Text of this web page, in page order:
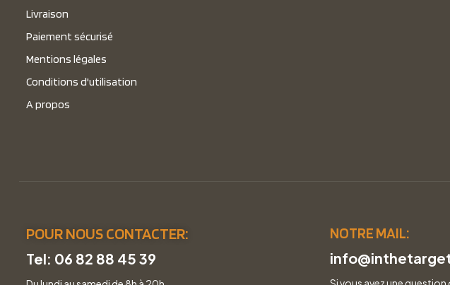
Livraison
Paiement sécurisé
Mentions légales
Conditions d'utilisation
A propos
POUR NOUS CONTACTER:
Tel: 06 82 88 45 39
NOTRE MAIL: